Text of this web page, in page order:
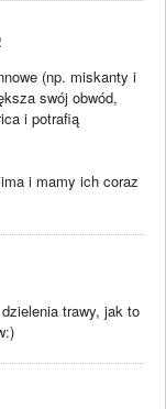
(np. miskanty i
swój obwód,
i potrafią
i mamy ich coraz
trawy, jak to